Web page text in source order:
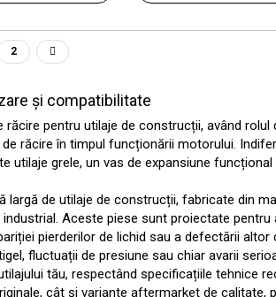
2
și compatibilitate
pentru utilaje de construcții, având rolul
răcire în timpul funcționării motorului.
utilaje grele, un vas de expansiune
largă de utilaje de construcții, fabricate din
Aceste piese sunt proiectate pentru
pierderilor de lichid sau a defectării altor
fluctuații de presiune sau chiar avarii
tău, respectând specificațiile tehnice
cât și variante aftermarket de calitate,